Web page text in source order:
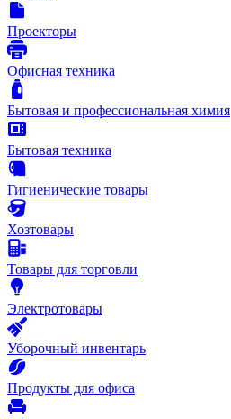
Проекторы
Офисная техника
Бытовая и профессиональная химия
Бытовая техника
Гигиенические товары
Хозтовары
Товары для торговли
Электротовары
Уборочный инвентарь
Продукты для офиса